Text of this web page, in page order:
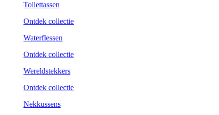
Toilettassen
Ontdek collectie
Waterflessen
Ontdek collectie
Wereldstekkers
Ontdek collectie
Nekkussens